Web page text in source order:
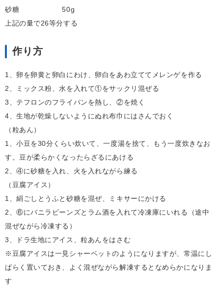
砂糖 50g
上記の量で26等分する
作り方
1、卵を卵黄と卵白にわけ、卵白をあわ立ててメレンゲを作る
2、ミックス粉、水を入れて①をサックリ混ぜる
3、テフロンのフライパンを熱し、②を焼く
4、生地が乾燥しないようにぬれ布巾にはさんでおく
（粒あん）
1、小豆を30分くらい炊いて、一度湯を捨て、もう一度炊きなお
す。豆が柔らかくなったらざるにあける
2、④に砂糖を入れ、火を入れながら練る
（豆腐アイス）
1、絹ごしとうふと砂糖を混ぜ、ミキサーにかける
2、⑥にバニラビーンズとラム酒を入れて冷凍庫にいれる（途中
混ぜながら冷凍する）
3、ドラ生地にアイス、粒あんをはさむ
※豆腐アイスは一見シャーベットのようになりますが、常温にし
ばらく置いておき、よく混ぜながら解凍するとなめらかになりま
す